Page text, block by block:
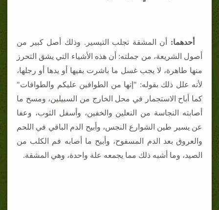
أحدهما: أن المشقة تجلب التيسير. وذلك أصل كبير من
أصول الشريعة، من جملته: أن هذه الأشياء التي يشق التحرز
منها طاهرة، لا يجب غسل ما باشرت بفيها أو يدها أو رجلها،
لأنه علل ذلك بقوله: "إنها من الطوافين عليكم والطوافات"
كما أباح الاستجمار في محل الخارج من السبيلين، ومسح ما
أصابته النجاسة من النعلين والخفين، وأسفل الثوب، وعفا
عن يسير طين الشوارع النجس، وأبيح الدم الباقي في اللحم
والعروق بعد الدم المسفوح، وأبيح ما أصابه فم الكلب من
الصيد، وما أشبه ذلك مما يجمعه علة واحدة، وهي المشقة.